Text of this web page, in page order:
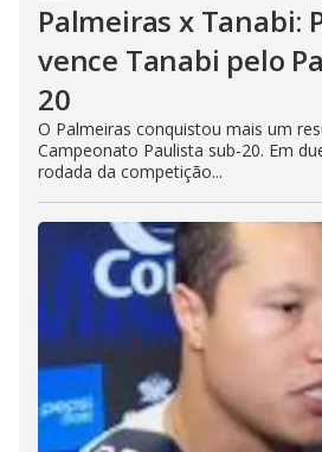
Palmeiras x Tanabi:
vence Tanabi pelo
20
O Palmeiras conquistou mais um
Campeonato Paulista sub-20. Em
rodada da competição...